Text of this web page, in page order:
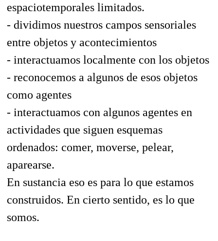
espaciotemporales limitados.
- dividimos nuestros campos sensoriales
entre objetos y acontecimientos
- interactuamos localmente con los objetos
- reconocemos a algunos de esos objetos
como agentes
- interactuamos con algunos agentes en
actividades que siguen esquemas
ordenados: comer, moverse, pelear,
aparearse.
En sustancia eso es para lo que estamos
construidos. En cierto sentido, es lo que
somos.